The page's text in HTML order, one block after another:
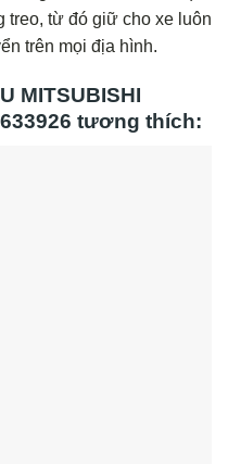
treo, từ đó giữ cho xe luôn
trên mọi địa hình.
MITSUBISHI
tương thích: